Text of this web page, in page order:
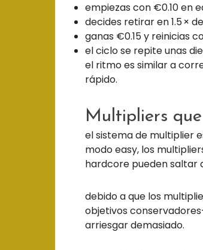
empiezas con €0.10 en
decides retirar en 1.5 ×
ganas €0.15 y reinicias
el ciclo se repite unas
el ritmo es similar a
rápido.
Multipliers
el sistema de multiplier
modo easy, los
hardcore pueden saltar
debido a que los
objetivos
arriesgar demasiado.